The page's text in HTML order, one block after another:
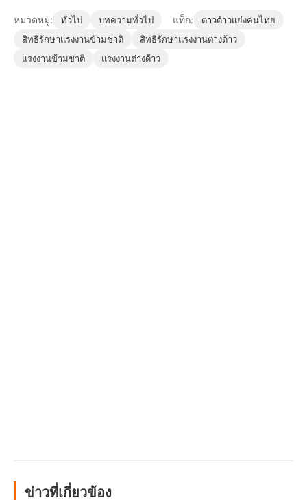
หมวดหมู่: ทั่วไป บทความทั่วไป แท็ก:
ต่าวด้าวแย่งคนไทย
สิทธิรักษาแรงงานข้ามชาติ
สิทธิรักษาแรงงานต่างด้าว
แรงงานข้ามชาติ
แรงงานต่างด้าว
ข่าวที่เกี่ยวข้อง